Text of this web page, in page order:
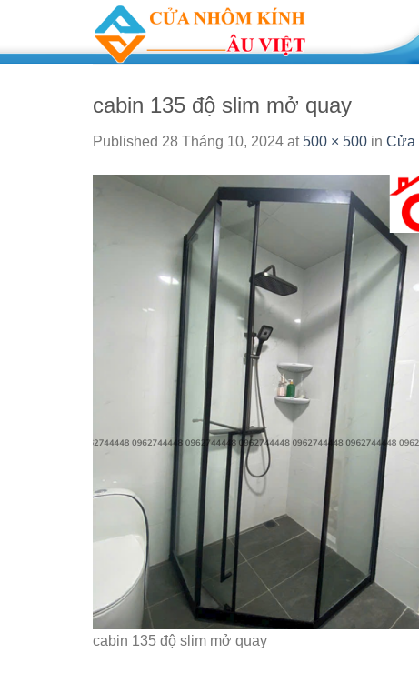
content
cabin 135 độ slim mở quay
Published 28 Tháng 10, 2024 at500 × 500 in Cửa
cabin 135 độ slim mở quay